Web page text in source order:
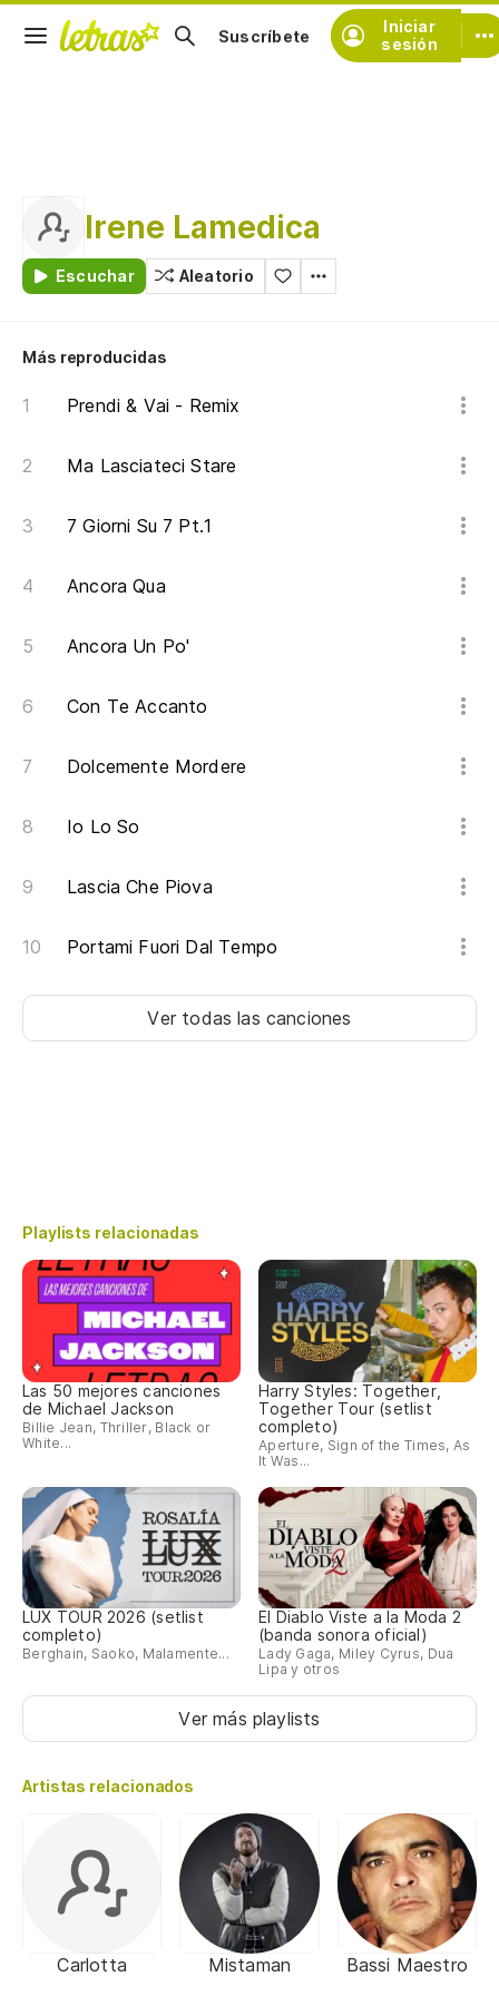
Iniciar
sesión
Suscríbete
Irene Lamedica
Escuchar Aleatorio
Más reproducidas
Prendi & Vai - Remix
Ma Lasciateci Stare
7 Giorni Su 7 Pt.1
Ancora Qua
Ancora Un Po'
Con Te Accanto
Dolcemente Mordere
Io Lo So
Lascia Che Piova
Portami Fuori Dal Tempo
Ver todas las canciones
Playlists relacionadas
Las 50 mejores canciones
de Michael Jackson
Billie Jean, Thriller, Black or
White...
Harry Styles: Together,
Together Tour (setlist
completo)
Aperture, Sign of the Times, As
It Was...
LUX TOUR 2026 (setlist
completo)
Berghain, Saoko, Malamente...
El Diablo Viste a la Moda 2
(banda sonora oficial)
Lady Gaga, Miley Cyrus, Dua
Lipa y otros
Ver más playlists
Artistas relacionados
Carlotta Mistaman Bassi Maestro